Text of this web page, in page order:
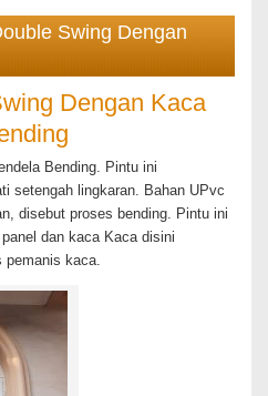
Swing Dengan
Dengan Kaca
Bending. Pintu ini
setengah lingkaran. Bahan UPvc
disebut proses bending. Pintu ini
dan kaca Kaca disini
pemanis kaca.